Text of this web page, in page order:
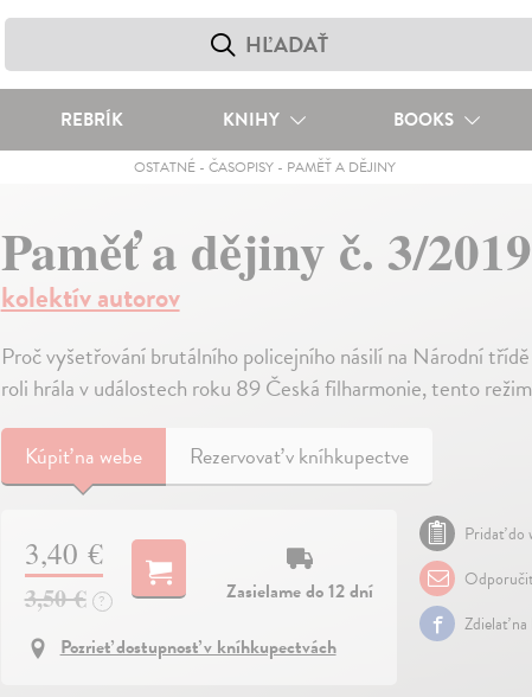
REBRÍK KNIHY BOOKS
OSTATNÉ -ČASOPISY - PAMĚŤ A DĚJINY
Paměť a dějiny č. 3/2019
kolektív autorov
Proč vyšetřování brutálního policejního násilí na Národní
roli hrála v událostech roku 89 Česká filharmonie, tento
Kúpiťna webe Rezervovať v kníhkupectve
3,40 €
3,50 € ?
Zasielame do 12 dní
Pozrieť dostupnosť v kníhkupectvách
Pridať do
Zdielať na